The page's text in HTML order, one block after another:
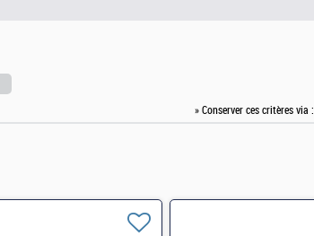
» Conserver ces critères via :